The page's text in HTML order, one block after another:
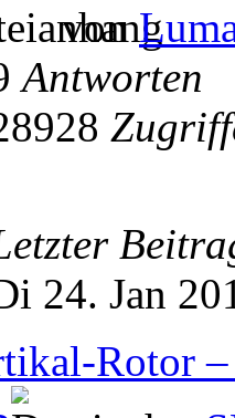
von
Antworten
24. Jan
Rotor –